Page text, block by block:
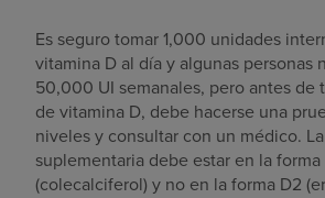
Es seguro tomar 1,000 unidades
vitamina D al día y algunas personas
50,000 UI semanales, pero antes de
de vitamina D, debe hacerse una
niveles y consultar con un médico.
suplementaria debe estar en la forma
(colecalciferol) y no en la forma D2